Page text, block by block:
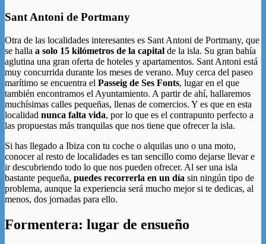
Sant Antoni de Portmany
Otra de las localidades interesantes es Sant Antoni de Portmany, que
se halla a solo 15 kilómetros de la capital de la isla. Su gran bahía
aglutina una gran oferta de hoteles y apartamentos. Sant Antoni está
muy concurrida durante los meses de verano. Muy cerca del paseo
marítimo se encuentra el Passeig de Ses Fonts, lugar en el que
también encontramos el Ayuntamiento. A partir de ahí, hallaremos
muchísimas calles pequeñas, llenas de comercios. Y es que en esta
localidad nunca falta vida, por lo que es el contrapunto perfecto a
las propuestas más tranquilas que nos tiene que ofrecer la isla.
Si has llegado a Ibiza con tu coche o alquilas uno o una moto,
conocer al resto de localidades es tan sencillo como dejarse llevar e
ir descubriendo todo lo que nos pueden ofrecer. Al ser una isla
bastante pequeña, puedes recorrerla en un día sin ningún tipo de
problema, aunque la experiencia será mucho mejor si te dedicas, al
menos, dos jornadas para ello.
Formentera: lugar de ensueño